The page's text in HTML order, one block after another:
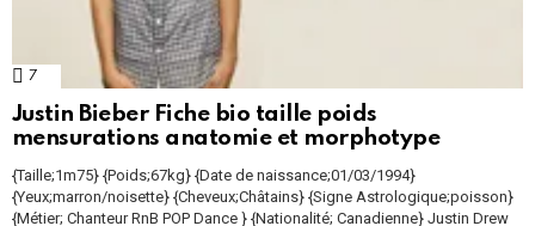
7 Comments
Justin Bieber Fiche bio taille poids
mensurations anatomie et morphotype
{Taille;1m75} {Poids;67kg} {Date de naissance;01/03/1994}
{Yeux;marron/noisette} {Cheveux;Châtains} {Signe Astrologique;poisson}
{Métier; Chanteur RnB POP Dance } {Nationalité; Canadienne} Justin Drew